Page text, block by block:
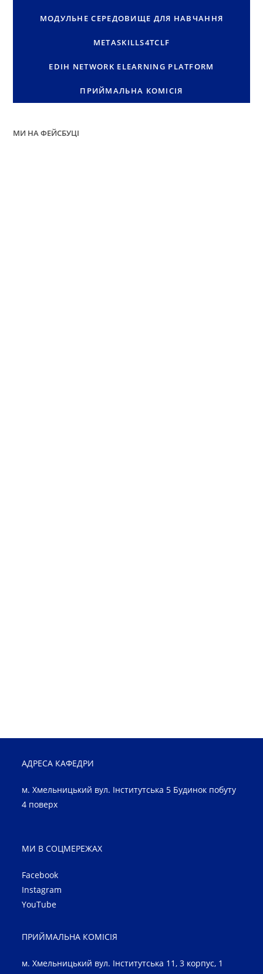
МОДУЛЬНЕ СЕРЕДОВИЩЕ ДЛЯ НАВЧАННЯ
METASKILLS4TCLF
EDIH NETWORK ELEARNING PLATFORM
ПРИЙМАЛЬНА КОМІСІЯ
МИ НА ФЕЙСБУЦІ
АДРЕСА КАФЕДРИ
м. Хмельницький вул. Інститутська 5 Будинок побуту
4 поверх
МИ В СОЦМЕРЕЖАХ
Facebook
Instagram
YouTube
ПРИЙМАЛЬНА КОМІСІЯ
м. Хмельницький вул. Інститутська 11, 3 корпус, 1